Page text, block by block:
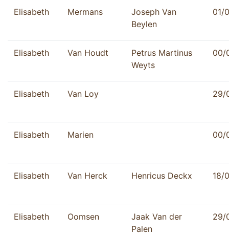
Elisabeth Mermans
Joseph Van
Beylen
01/
Elisabeth Van Houdt
Petrus Martinus
Weyts
00/
Elisabeth Van Loy 29/
Elisabeth Marien 00/
Elisabeth Van Herck Henricus Deckx 18/
Elisabeth Oomsen
Jaak Van der
Palen
29/